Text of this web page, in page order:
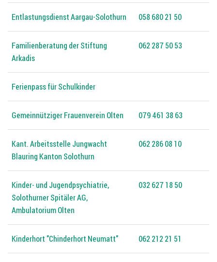
Entlastungsdienst Aargau-Solothurn 058 680 21 50
Familienberatung der Stiftung
Arkadis
062 287 50 53
Ferienpass für Schulkinder
Gemeinnütziger Frauenverein Olten 079 461 38 63
Kant. Arbeitsstelle Jungwacht
Blauring Kanton Solothurn
062 286 08 10
Kinder- und Jugendpsychiatrie,
Solothurner Spitäler AG,
Ambulatorium Olten
032 627 18 50
Kinderhort "Chinderhort Neumatt" 062 212 21 51